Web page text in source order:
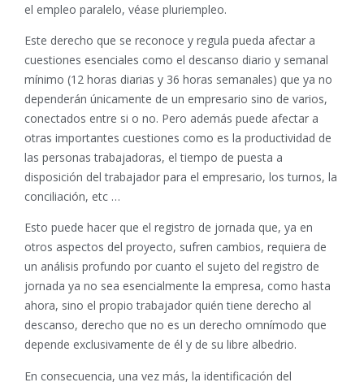
el empleo paralelo, véase pluriempleo.
Este derecho que se reconoce y regula pueda afectar a
cuestiones esenciales como el descanso diario y semanal
mínimo (12 horas diarias y 36 horas semanales) que ya no
dependerán únicamente de un empresario sino de varios,
conectados entre si o no. Pero además puede afectar a
otras importantes cuestiones como es la productividad de
las personas trabajadoras, el tiempo de puesta a
disposición del trabajador para el empresario, los turnos, la
conciliación, etc …
Esto puede hacer que el registro de jornada que, ya en
otros aspectos del proyecto, sufren cambios, requiera de
un análisis profundo por cuanto el sujeto del registro de
jornada ya no sea esencialmente la empresa, como hasta
ahora, sino el propio trabajador quién tiene derecho al
descanso, derecho que no es un derecho omnímodo que
depende exclusivamente de él y de su libre albedrio.
En consecuencia, una vez más, la identificación del